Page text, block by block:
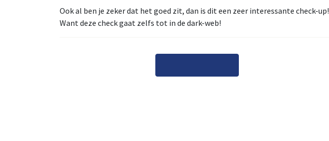
Ook al ben je zeker dat het goed zit, dan is dit een zeer interessante check-up!
Want deze check gaat zelfs tot in de dark-web!